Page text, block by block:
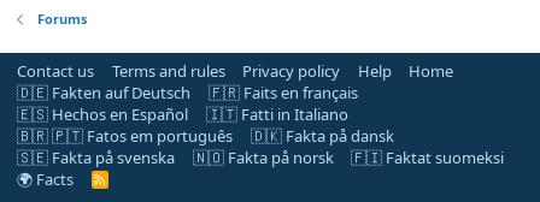
Forums
Contact us Terms and rules Privacy policy Help
Home
🇩🇪 Fakten auf Deutsch
🇫🇷 Faits en français
🇪🇸 Hechos en Español
🇮🇹 Fatti in Italiano
🇧🇷 🇵🇹 Fatos em português
🇩🇰 Fakta på dansk
🇸🇪 Fakta på svenska
🇳🇴 Fakta på norsk
🇫🇮 Faktat suomeksi
🌍 Facts
R